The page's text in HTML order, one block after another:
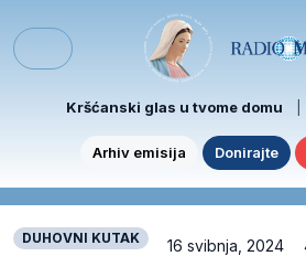
Menu
Kršćanski glas u tvome domu
Arhiv emisija Donirajte
DUHOVNI KUTAK 16 svibnja, 2024